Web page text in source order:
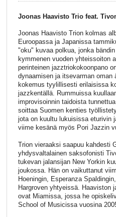
Joonas Haavisto Trio feat.
Joonas Haavisto Trion kolmas
Euroopassa ja Japanissa
"oku" kuvaa polkua, jonka
kymmenen vuoden yhteissoiton
perinteinen jazztriokokoonpano
dynaamisen ja itsevarman oman
kokemus tyylillisesti erilaisissa
jazzkentällä. Rummuissa
improvisoinnin taidoista
soittaa Suomen kenties
jota on kuultu lukuisissa eturivin
viime kesänä myös Pori Jazzin
Trion vieraaksi saapuu kahdesti
yhdysvaltalainen saksofonisti
tukevan jalansijan New Yorkin
joukossa. Hän on vaikuttanut
Hoeningin, Esperanza
Hargroven yhtyeissä. Haaviston
ovat Miamissa, jossa he
School of Musicissa vuosina